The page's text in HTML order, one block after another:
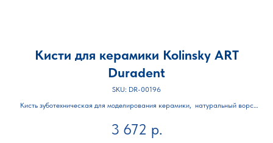
Кисти для керамики Kolinsky ART
Duradent
SKU: DR-00196
Кисть зуботехническая для моделирования керамики, натуральный ворс
Количество 1 шт
3 672 р.